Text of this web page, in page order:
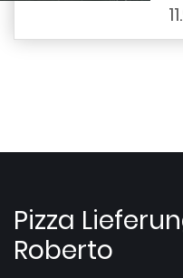
Pizza
Roberto